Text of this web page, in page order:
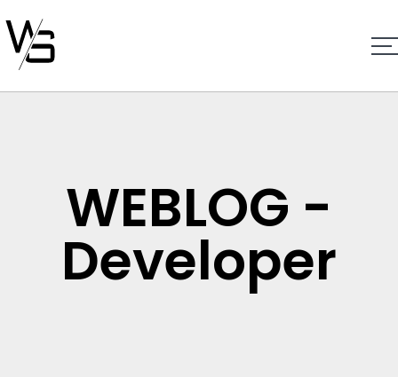
WEBLOG -
Developer